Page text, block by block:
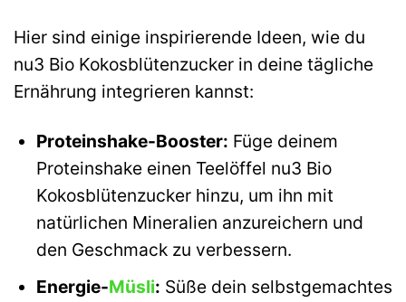
Hier sind einige inspirierende Ideen, wie du
nu3 Bio Kokosblütenzucker in deine tägliche
Ernährung integrieren kannst:
Proteinshake-Booster: Füge deinem
Proteinshake einen Teelöffel nu3 Bio
Kokosblütenzucker hinzu, um ihn mit
natürlichen Mineralien anzureichern und
den Geschmack zu verbessern.
Energie-Müsli: Süße dein selbstgemachtes